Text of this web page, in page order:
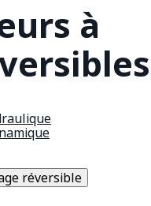
à
réversible